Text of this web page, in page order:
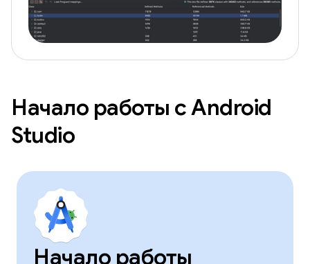
Начало работы с Android
Studio
Начало работы